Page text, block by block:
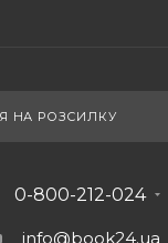
НА РОЗСИЛКУ
0-800-212-024
info@book24.ua